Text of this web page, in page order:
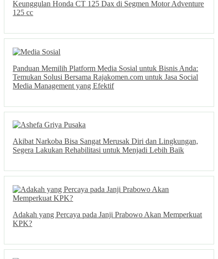
Keunggulan Honda CT 125 Dax di Segmen Motor Adventure
125 cc
Panduan Memilih Platform Media Sosial untuk Bisnis Anda:
Temukan Solusi Bersama Rajakomen.com untuk Jasa Social
Media Management yang Efektif
Akibat Narkoba Bisa Sangat Merusak Diri dan Lingkungan,
Segera Lakukan Rehabilitasi untuk Menjadi Lebih Baik
Adakah yang Percaya pada Janji Prabowo Akan Memperkuat
KPK?